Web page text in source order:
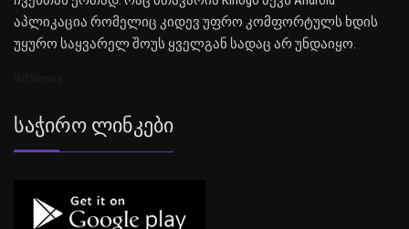
აპლიკაცია რომელიც კიდევ უფრო კომფორტულს ხდის
უყურო საყვარელ შოუს ყველგან სადაც არ უნდაიყო.
Საჭირო Ლინკები